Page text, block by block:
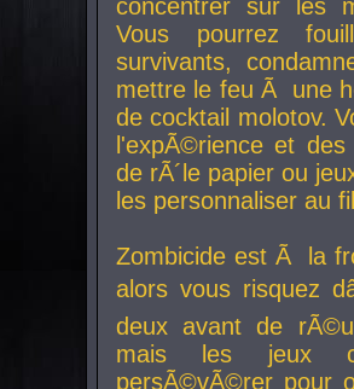
concentrer sur les
Vous pourrez
survivants,
mettre le feu Ã une
de cocktail molotov.
l'expÃ©rience et
de rÃ´le papier ou
les personnaliser au
Zombicide est Ã la
alors vous risquez
deux avant de
mais les jeux
persÃ©vÃ©rer pour